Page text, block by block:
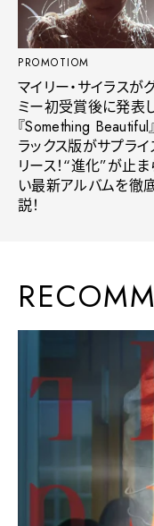
PROMOTIOM
マイリー・サイラスが
ミー初受賞後に発表
『Something Beautiful
ラックス版がサプライ
リース！“進化”が止
い最新アルバムを徹
説！